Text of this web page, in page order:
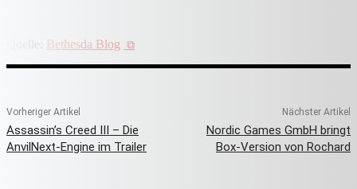
Quelle: Bethesda Blog
Vorheriger Artikel
Assassin’s Creed III – Die
AnvilNext-Engine im Trailer
Nächster Artikel
Nordic Games GmbH bringt
Box-Version von Rochard